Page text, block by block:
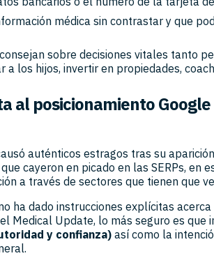
médica sin contrastar y que
sobre decisiones vitales tanto
a los hijos, invertir en propiedades,
al posicionamiento
auténticos estragos tras su
cayeron en picado en las SERPs, en
a través de sectores que tienen que
ha dado instrucciones explícitas
Medical Update, lo más seguro es que
y confianza) así como la